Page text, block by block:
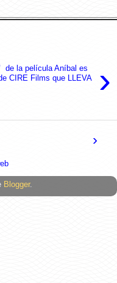
›
de la película Aníbal es
CIRE Films que LLEVA
›
Blogger.